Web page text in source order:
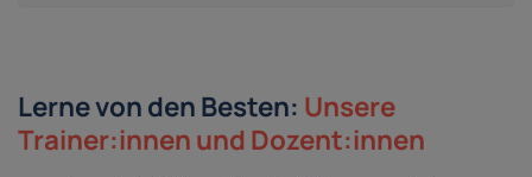
Lerne von den Besten: Unsere
Trainer:innen und Dozent:innen